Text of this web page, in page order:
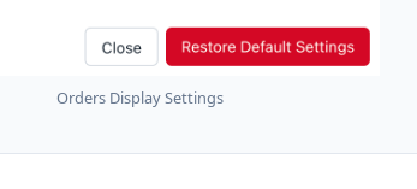
Orders Display Settings